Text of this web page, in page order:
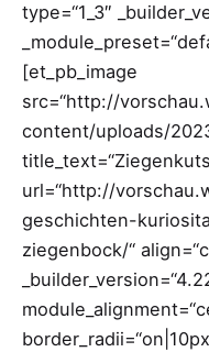
type=“1_3″
[et_pb_image
src=“http://
content/uploads/
url=“http://
geschichten-
ziegenbock/“